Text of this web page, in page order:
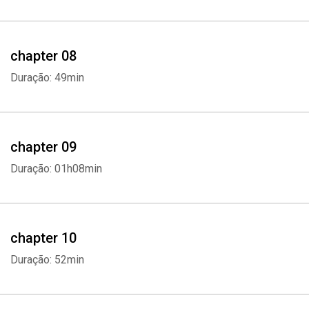
chapter 08
Duração: 49min
chapter 09
Duração: 01h08min
chapter 10
Duração: 52min
Whatsapp